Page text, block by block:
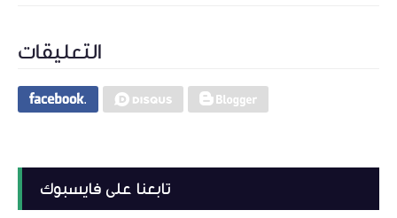
التعليقات
تابعنا على فايسبوك